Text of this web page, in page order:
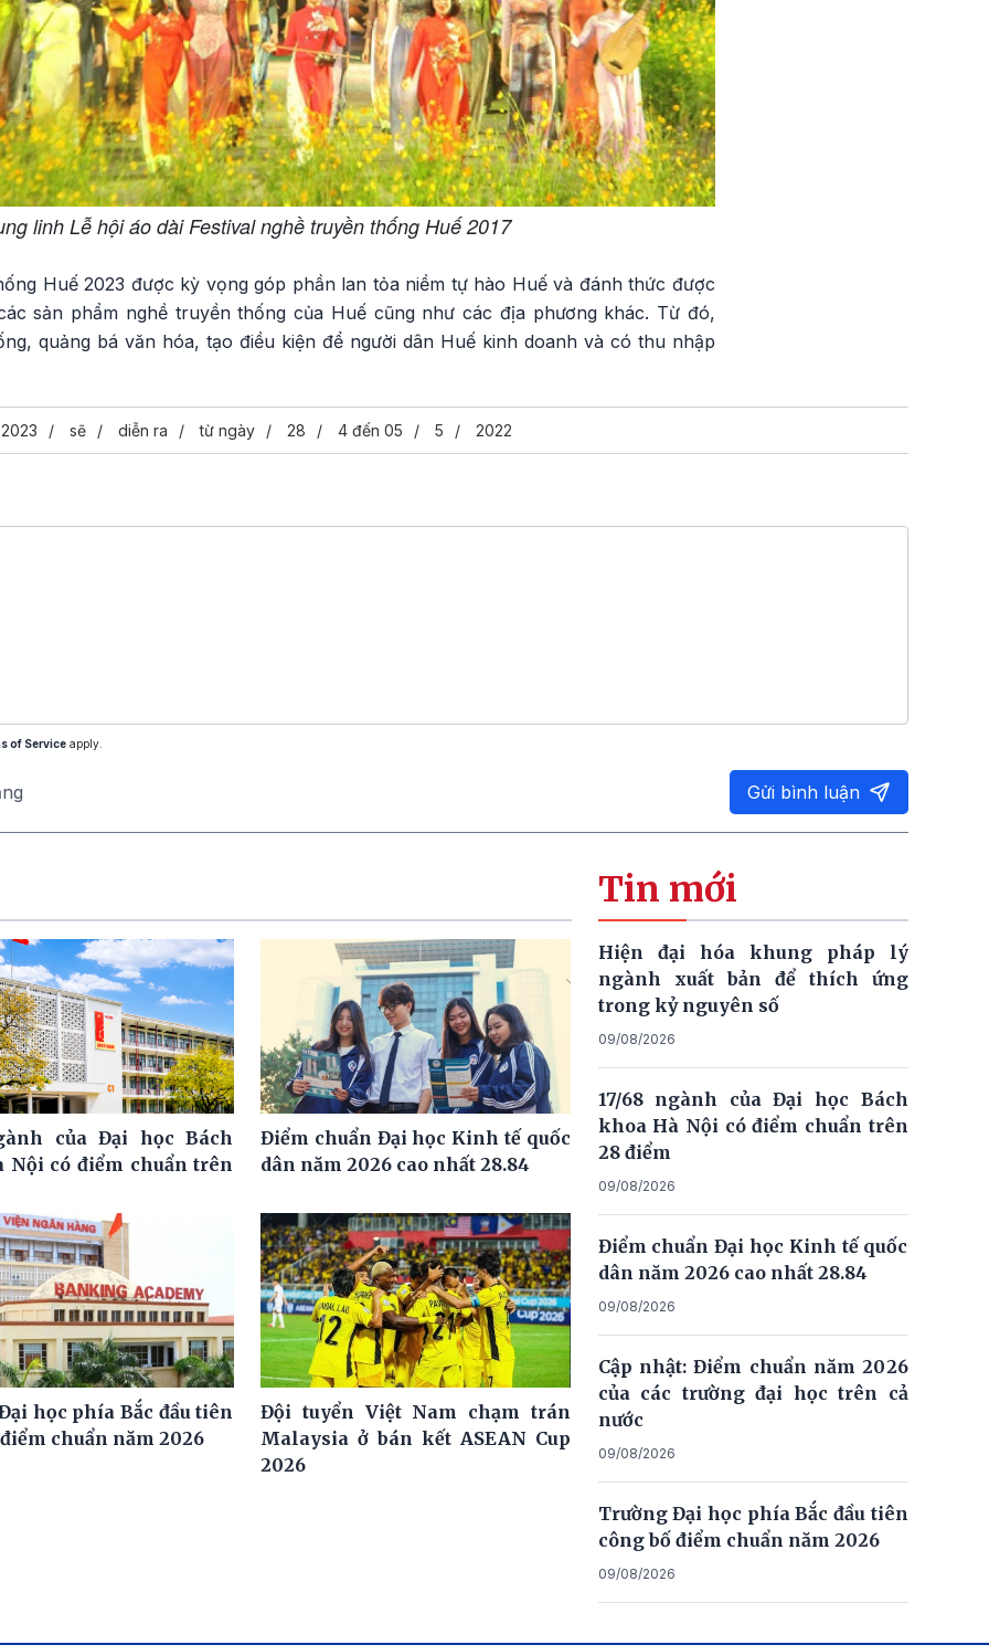
linh Lễ hội áo dài Festival nghề truyền thống Huế 2017
Huế 2023 được kỳ vọng góp phần lan tỏa niềm tự hào Huế và đánh thức được
sản phẩm nghề truyền thống của Huế cũng như các địa phương khác. Từ đó,
quảng bá văn hóa, tạo điều kiện để người dân Huế kinh doanh và có thu nhập
2023 sẽ diễn ra từ ngày 28 4 đến 05 5 2022
of Service apply.
Gửi bình luận
của Đại học Bách
Nội có điểm chuẩn trên
Điểm chuẩn Đại học Kinh tế quốc
dân năm 2026 cao nhất 28.84
học phía Bắc đầu tiên
chuẩn năm 2026
Đội tuyển Việt Nam chạm trán
Malaysia ở bán kết ASEAN Cup
2026
Tin mới
Hiện đại hóa khung pháp lý
ngành xuất bản để thích ứng
trong kỷ nguyên số
09/08/2026
17/68 ngành của Đại học Bách
khoa Hà Nội có điểm chuẩn trên
28 điểm
09/08/2026
Điểm chuẩn Đại học Kinh tế quốc
dân năm 2026 cao nhất 28.84
09/08/2026
Cập nhật: Điểm chuẩn năm 2026
của các trường đại học trên cả
nước
09/08/2026
Trường Đại học phía Bắc đầu tiên
công bố điểm chuẩn năm 2026
09/08/2026